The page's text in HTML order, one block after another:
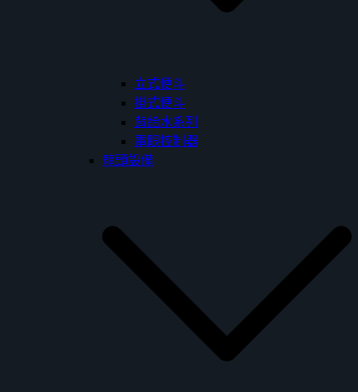
立式便斗
掛式便斗
背給水系列
電眼控制器
龍頭設備